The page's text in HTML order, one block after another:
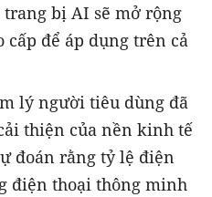
bị AI sẽ mở rộng
cấp để áp dụng trên cả
lý người tiêu dùng đã
thiện của nền kinh tế
đoán rằng tỷ lệ điện
điện thoại thông minh